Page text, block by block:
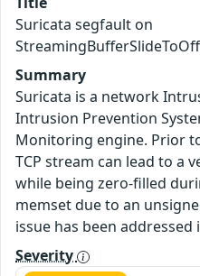
Suricata segfault on
Summary
Suricata is a network
Intrusion Prevention
Monitoring engine. Prior
TCP stream can lead to a
while being zero-filled
memset due to an
issue has been addressed
Severity